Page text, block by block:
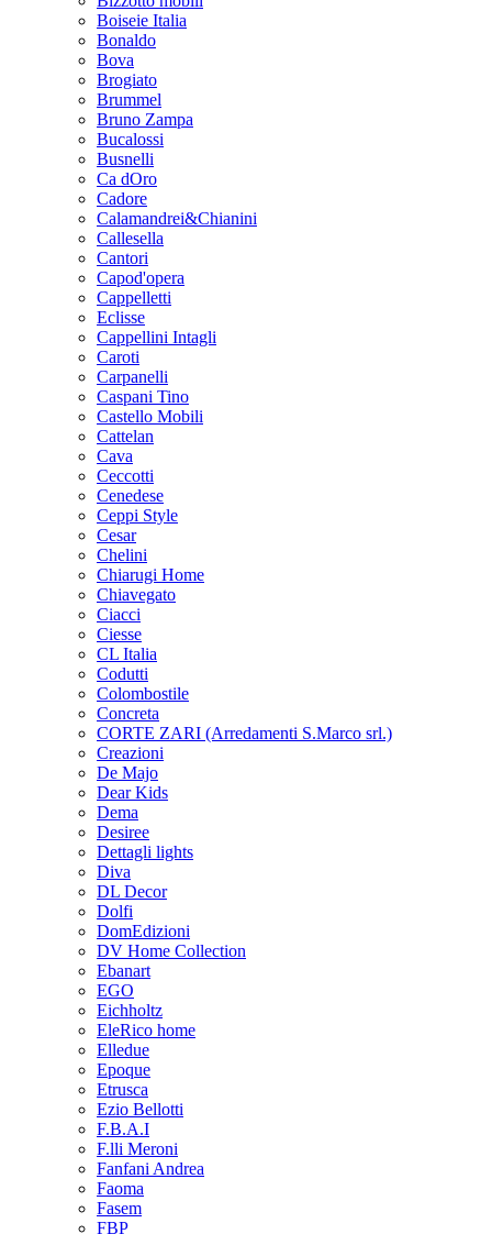
Boiseie Italia
Bonaldo
Bova
Brogiato
Brummel
Bruno Zampa
Bucalossi
Busnelli
Ca dOro
Cadore
Calamandrei&Chianini
Callesella
Cantori
Capod'opera
Cappelletti
Eclisse
Cappellini Intagli
Caroti
Carpanelli
Caspani Tino
Castello Mobili
Cattelan
Cava
Ceccotti
Cenedese
Ceppi Style
Cesar
Chelini
Chiarugi Home
Chiavegato
Ciacci
Ciesse
CL Italia
Codutti
Colombostile
Concreta
CORTE ZARI (Arredamenti S.Marco srl.)
Creazioni
De Majo
Dear Kids
Dema
Desiree
Dettagli lights
Diva
DL Decor
Dolfi
DomEdizioni
DV Home Collection
Ebanart
EGO
Eichholtz
EleRico home
Elledue
Epoque
Etrusca
Ezio Bellotti
F.B.A.I
F.lli Meroni
Fanfani Andrea
Faoma
Fasem
FBP